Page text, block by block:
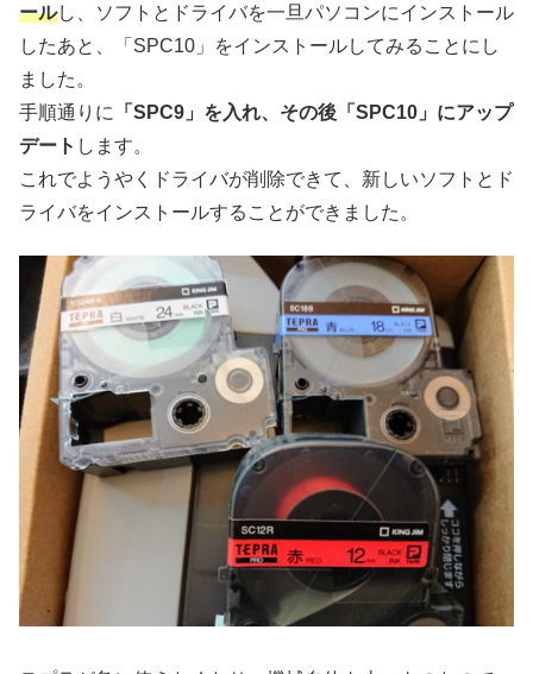
ールし、ソフトとドライバを一旦パソコンにインストール
したあと、「SPC10」をインストールしてみることにし
ました。
手順通りに
「SPC9」を入れ、その後「SPC10」にアップ
デート します。
これでようやくドライバが削除できて、新しいソフトとド
ライバをインストールすることができました。